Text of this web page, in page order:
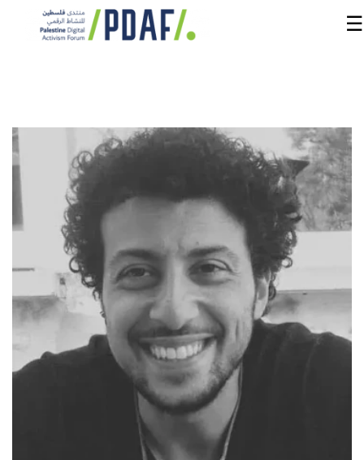
فعاليات
المنتدى
من
نحن
ومتحدثون
سنوات
سابقة
☰